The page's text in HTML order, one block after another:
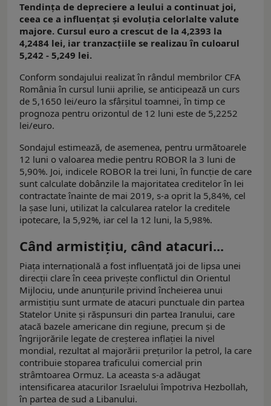
Tendința de depreciere a leului a continuat joi,
ceea ce a influențat și evoluția celorlalte valute
majore. Cursul euro a crescut de la 4,2393 la
4,2484 lei, iar tranzacțiile se realizau în culoarul
5,242 - 5,249 lei.
Conform sondajului realizat în rândul membrilor CFA
România în cursul lunii aprilie, se anticipează un curs
de 5,1650 lei/euro la sfârșitul toamnei, în timp ce
prognoza pentru orizontul de 12 luni este de 5,2252
lei/euro.
Sondajul estimează, de asemenea, pentru următoarele
12 luni o valoarea medie pentru ROBOR la 3 luni de
5,90%. Joi, indicele ROBOR la trei luni, în funcţie de care
sunt calculate dobânzile la majoritatea creditelor în lei
contractate înainte de mai 2019, s-a oprit la 5,84%, cel
la șase luni, utilizat la calcularea ratelor la creditele
ipotecare, la 5,92%, iar cel la 12 luni, la 5,98%.
Când armistițiu, când atacuri...
Piața internațională a fost influențată joi de lipsa unei
direcții clare în ceea privește conflictul din Orientul
Mijlociu, unde anunțurile privind încheierea unui
armistițiu sunt urmate de atacuri punctuale din partea
Statelor Unite și răspunsuri din partea Iranului, care
atacă bazele americane din regiune, precum și de
îngrijorările legate de creșterea inflației la nivel
mondial, rezultat al majorării prețurilor la petrol, la care
contribuie stoparea traficului comercial prin
strâmtoarea Ormuz. La aceasta s-a adăugat
intensificarea atacurilor Israelului împotriva Hezbollah,
în partea de sud a Libanului.